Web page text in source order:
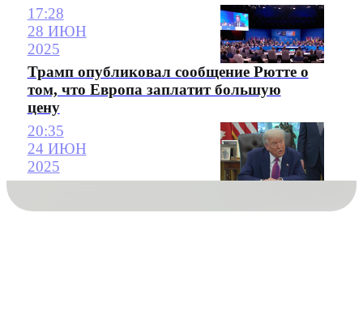
17:28
28 ИЮН
2025
Трамп опубликовал сообщение Рютте о
том, что Европа заплатит большую
цену
20:35
24 ИЮН
2025